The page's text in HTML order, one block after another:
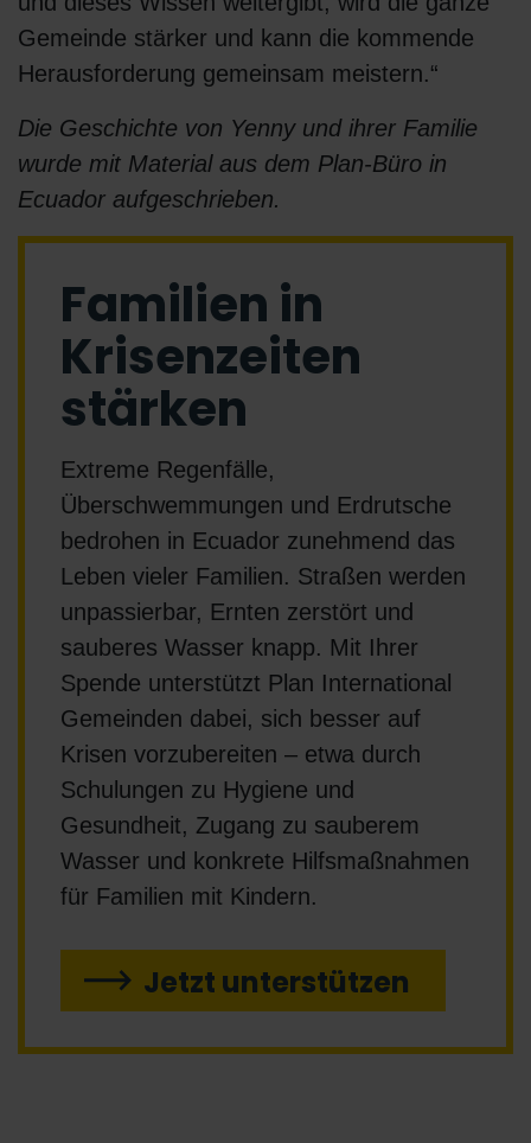
Gemeinde stärker und kann die kommende
Herausforderung gemeinsam meistern.“
Die Geschichte von Yenny und ihrer Familie
wurde mit Material aus dem Plan-Büro in
Ecuador aufgeschrieben.
Familien in
Krisenzeiten
stärken
Extreme Regenfälle,
Überschwemmungen und Erdrutsche
bedrohen in Ecuador zunehmend das
Leben vieler Familien. Straßen werden
unpassierbar, Ernten zerstört und
sauberes Wasser knapp. Mit Ihrer
Spende unterstützt Plan International
Gemeinden dabei, sich besser auf
Krisen vorzubereiten – etwa durch
Schulungen zu Hygiene und
Gesundheit, Zugang zu sauberem
Wasser und konkrete Hilfsmaßnahmen
für Familien mit Kindern.
Jetzt unterstützen